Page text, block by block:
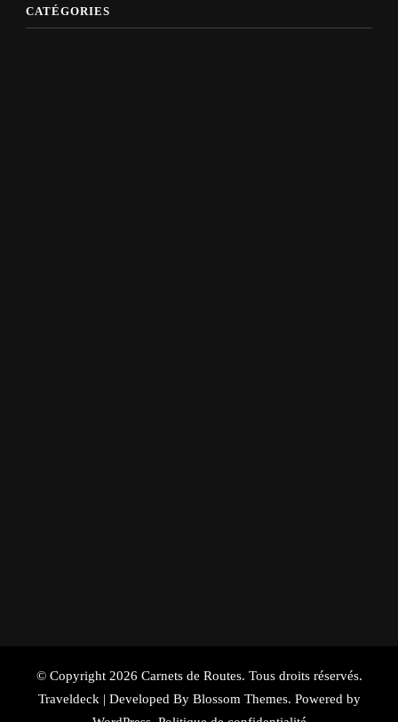
CATÉGORIES
© Copyright 2026 Carnets de Routes. Tous droits réservés.
Traveldeck | Developed By Blossom Themes. Powered by